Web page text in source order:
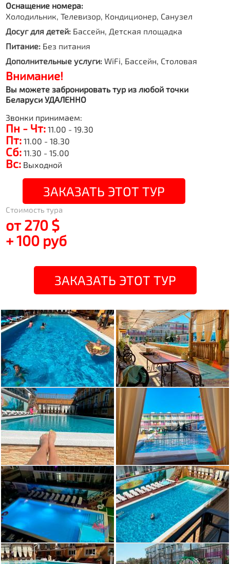
Оснащение номера:
Холодильник, Телевизор, Кондиционер, Санузел
Досуг для детей: Бассейн, Детская площадка
Питание: Без питания
Дополнительные услуги: WiFi, Бассейн, Столовая
Внимание!
Вы можете забронировать тур из любой точки
Беларуси УДАЛЕННО
Звонки принимаем:
Пн - Чт: 11.00 - 19.30
Пт: 11.00 - 18.30
Сб: 11.30 - 15.00
Вс: Выходной
ЗАКАЗАТЬ ЭТОТ ТУР
Стоимость тура
от 270 $
+ 100 руб
ЗАКАЗАТЬ ЭТОТ ТУР